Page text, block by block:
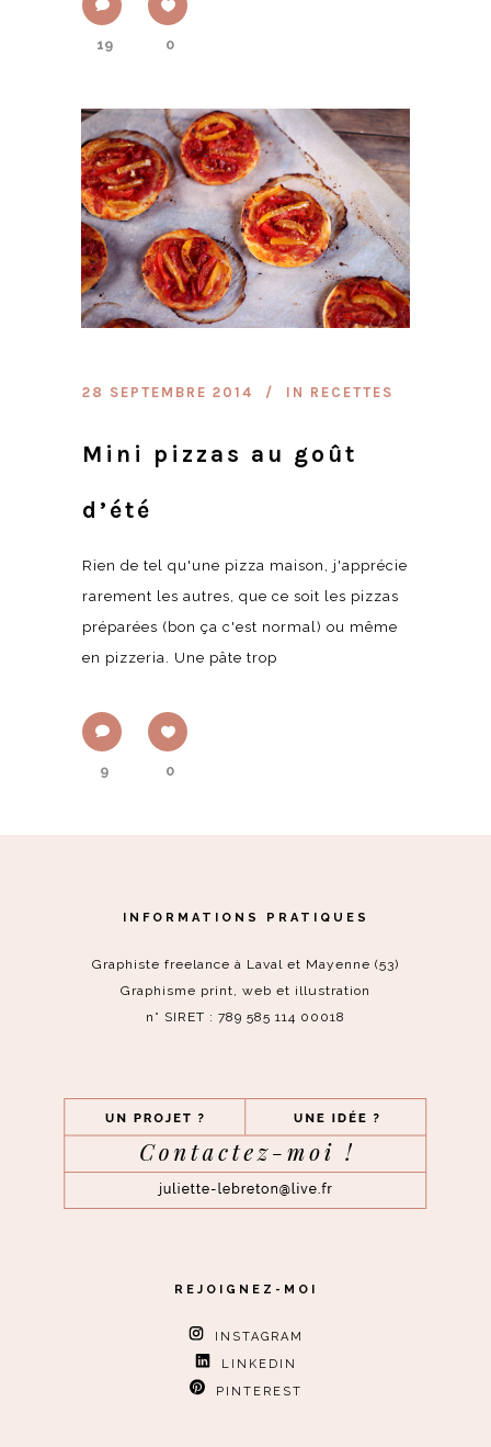
19 0
28 SEPTEMBRE 2014 IN RECETTES
Mini pizzas au goût
d’été
Rien de tel qu'une pizza maison, j'apprécie
rarement les autres, que ce soit les pizzas
préparées (bon ça c'est normal) ou même
en pizzeria. Une pâte trop
9 0
INFORMATIONS PRATIQUES
Graphiste freelance à Laval et Mayenne (53)
Graphisme print, web et illustration
n° SIRET : 789 585 114 00018
REJOIGNEZ-MOI
INSTAGRAM
LINKEDIN
PINTEREST